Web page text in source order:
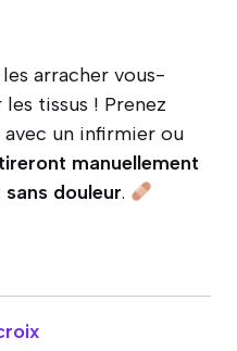
les arracher vous-
les tissus ! Prenez
un infirmier ou
manuellement
douleur.